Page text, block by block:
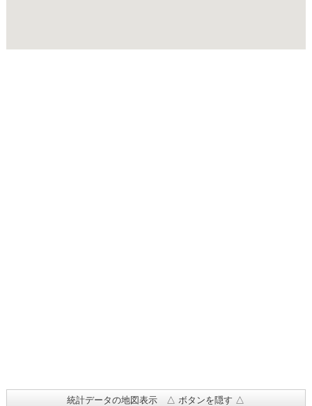
統計データの地図表示 △ ボタンを隠す △